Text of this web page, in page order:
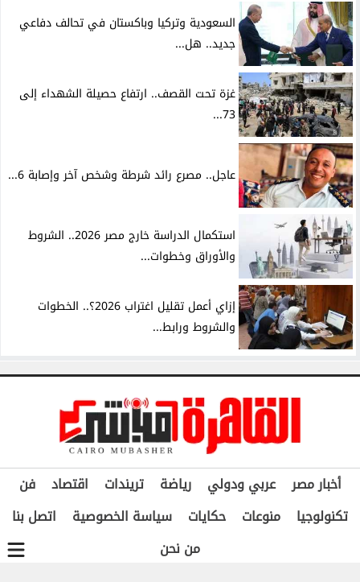
السعودية وتركيا وباكستان في تحالف دفاعي
جديد.. هل...
غزة تحت القصف.. ارتفاع حصيلة الشهداء إلى
73...
عاجل.. مصرع رائد شرطة وشخص آخر وإصابة 6...
استكمال الدراسة خارج مصر 2026.. الشروط
والأوراق وخطوات...
إزاي أعمل تقليل اغتراب 2026؟.. الخطوات
والشروط ورابط...
أخبار مصر عربي ودولي رياضة تريندات اقتصاد
فن
تكنولوجيا
منوعات حكايات سياسة الخصوصية
اتصل بنا
من نحن